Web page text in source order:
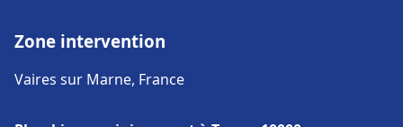
Zone intervention
Vaires sur Marne, France